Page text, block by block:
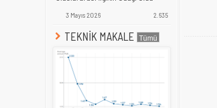
3 Mayıs 2026 2.635
TEKNİK MAKALE